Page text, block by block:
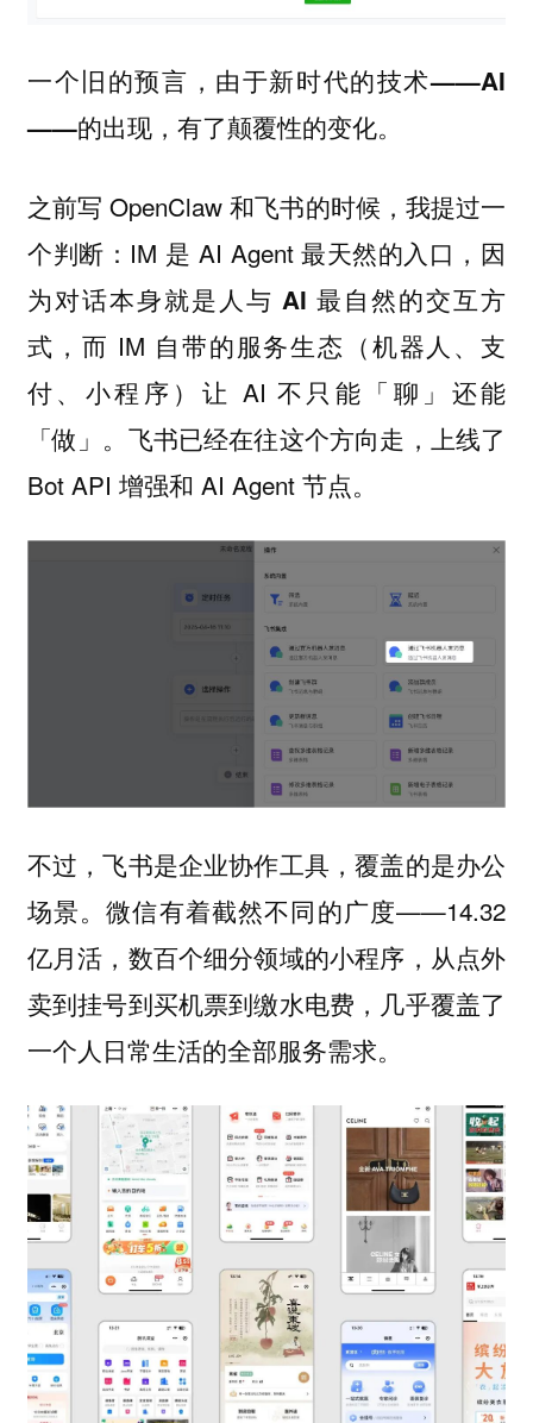
一个旧的预言，由于新时代的技术——AI
——的出现，有了颠覆性的变化。
之前写 OpenClaw 和飞书的时候，我提过一
个判断：IM 是 AI Agent 最天然的入口，因
为对话本身就是人与 AI 最自然的交互方
式 ，而 IM 自带的服务生态（机器人、支
付、小程序）让 AI 不只能「聊」还能
「做」。飞书已经在往这个方向走，上线了
Bot API 增强和 AI Agent 节点。
不过，飞书是企业协作工具，覆盖的是办公
场景。微信有着截然不同的广度——14.32
亿月活，数百个细分领域的小程序，从点外
卖到挂号到买机票到缴水电费，几乎覆盖了
一个人日常生活的全部服务需求。